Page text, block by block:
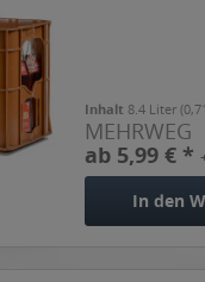
Inhalt 8.4 Liter
MEHRWEG
ab 5,99 € *
In den